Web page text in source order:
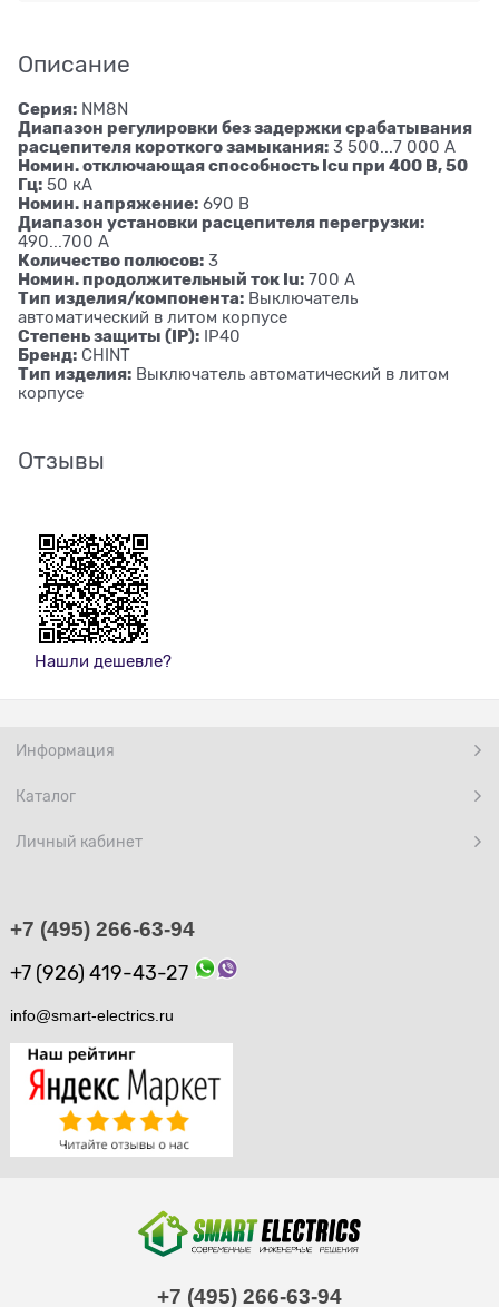
Описание
Серия: NM8N
Диапазон регулировки без задержки срабатывания
расцепителя короткого замыкания: 3 500...7 000 А
Номин. отключающая способность Icu при 400 В, 50
Гц: 50 кА
Номин. напряжение: 690 В
Диапазон установки расцепителя перегрузки:
490...700 А
Количество полюсов: 3
Номин. продолжительный ток Iu: 700 А
Тип изделия/компонента: Выключатель
автоматический в литом корпусе
Степень защиты (IP): IP40
Бренд: CHINT
Тип изделия: Выключатель автоматический в литом
корпусе
Отзывы
Нашли дешевле?
Информация
Каталог
Личный кабинет
+7 (495) 266-63-94
+7 (926) 419-43-27
info@smart-electrics.ru
+7 (495) 266-63-94